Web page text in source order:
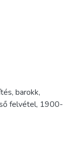
, barokk,
felvétel, 1900-